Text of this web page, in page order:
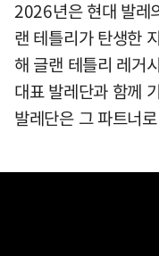
2026년은 현대 발레
랜 테틀리가 탄생한
해 글랜 테틀리 레거
대표 발레단과 함께
발레단은 그 파트너